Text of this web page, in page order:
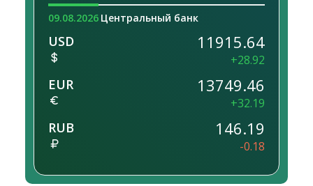
09.08.2026 Центральный банк
USD 11915.64
+28.92
EUR 13749.46
+32.19
RUB 146.19
-0.18